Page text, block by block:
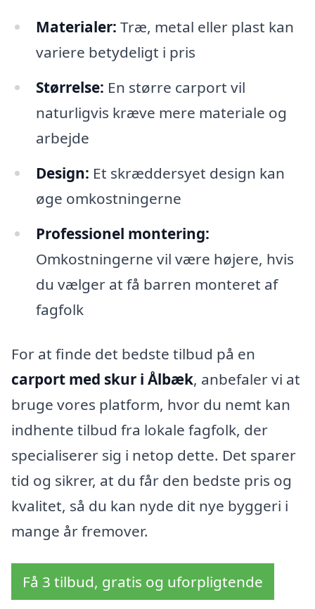
Materialer: Træ, metal eller plast kan
variere betydeligt i pris
Størrelse: En større carport vil
naturligvis kræve mere materiale og
arbejde
Design: Et skræddersyet design kan
øge omkostningerne
Professionel montering:
Omkostningerne vil være højere, hvis
du vælger at få barren monteret af
fagfolk
For at finde det bedste tilbud på en
carport med skur i Ålbæk, anbefaler vi at
bruge vores platform, hvor du nemt kan
indhente tilbud fra lokale fagfolk, der
specialiserer sig i netop dette. Det sparer
tid og sikrer, at du får den bedste pris og
kvalitet, så du kan nyde dit nye byggeri i
mange år fremover.
Få 3 tilbud, gratis og uforpligtende